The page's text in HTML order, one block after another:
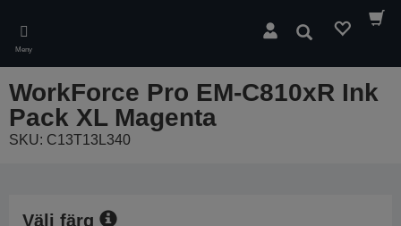
main
content
Meny
Sök
WorkForce Pro EM-C810xR Ink
Pack XL Magenta
SKU: C13T13L340
Välj färg